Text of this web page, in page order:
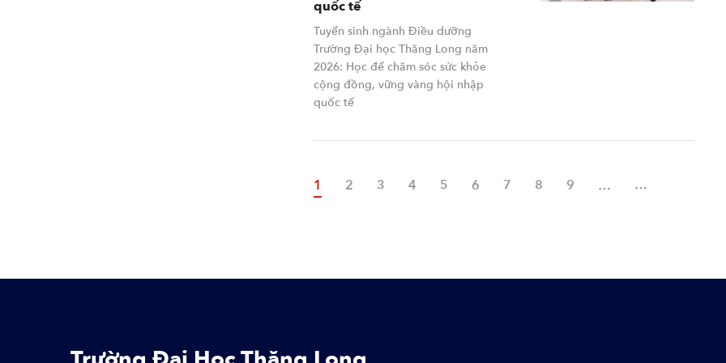
quốc tế
Tuyển sinh ngành Điều dưỡng
Trường Đại học Thăng Long năm
2026: Học để chăm sóc sức khỏe
cộng đồng, vững vàng hội nhập
quốc tế
Trang hiện thời
1 Page
2 Page
3 Page
4 Page
5 Page
6 Page
7 Page
8 Page
9 … Next ›